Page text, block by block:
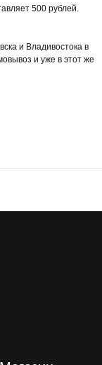
500 рублей.
и Владивостока в
и уже в этот же